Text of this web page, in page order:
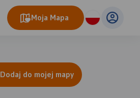
Moja Mapa
Dodaj do mojej mapy